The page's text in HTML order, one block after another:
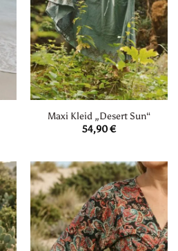
Maxi Kleid „Desert Sun“
54,90€